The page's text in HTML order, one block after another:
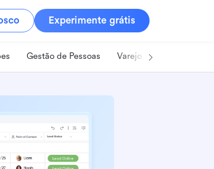
Experimente grátis
Gestão de Pessoas Varejo